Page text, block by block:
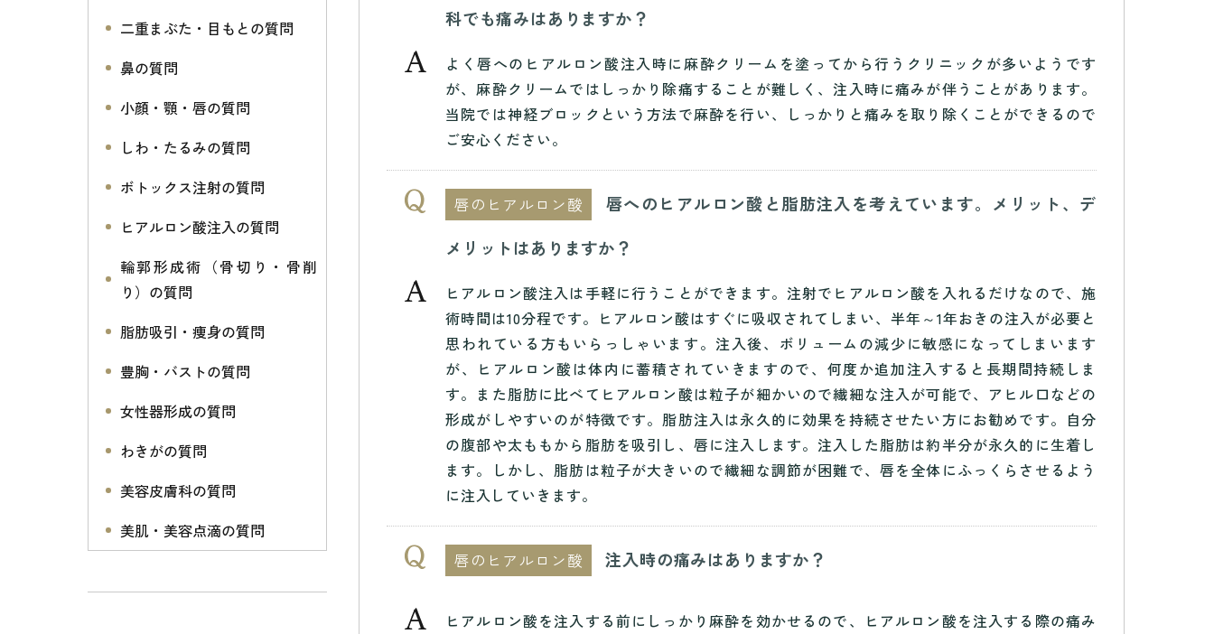
二重まぶた・目もとの質問
鼻の質問
小顔・顎・唇の質問
しわ・たるみの質問
ボトックス注射の質問
ヒアルロン酸注入の質問
輪郭形成術（骨切り・骨削
り）の質問
脂肪吸引・痩身の質問
豊胸・バストの質問
女性器形成の質問
わきがの質問
美容皮膚科の質問
美肌・美容点滴の質問
科でも痛みはありますか？
よく唇へのヒアルロン酸注入時に麻酔クリームを塗ってから行うクリニックが多いようです
が、麻酔クリームではしっかり除痛することが難しく、注入時に痛みが伴うことがあります。
当院では神経ブロックという方法で麻酔を行い、しっかりと痛みを取り除くことができるので
ご安心ください。
唇のヒアルロン酸
唇へのヒアルロン酸と脂肪注入を考えています。メリット、デ
メリットはありますか？
ヒアルロン酸注入は手軽に行うことができます。注射でヒアルロン酸を入れるだけなので、施
術時間は10分程です。ヒアルロン酸はすぐに吸収されてしまい、半年～1年おきの注入が必要と
思われている方もいらっしゃいます。注入後、ボリュームの減少に敏感になってしまいます
が、ヒアルロン酸は体内に蓄積されていきますので、何度か追加注入すると長期間持続しま
す。また脂肪に比べてヒアルロン酸は粒子が細かいので繊細な注入が可能で、アヒル口などの
形成がしやすいのが特徴です。脂肪注入は永久的に効果を持続させたい方にお勧めです。自分
の腹部や太ももから脂肪を吸引し、唇に注入します。注入した脂肪は約半分が永久的に生着し
ます。しかし、脂肪は粒子が大きいので繊細な調節が困難で、唇を全体にふっくらさせるよう
に注入していきます。
唇のヒアルロン酸 注入時の痛みはありますか？
ヒアルロン酸を注入する前にしっかり麻酔を効かせるので、ヒアルロン酸を注入する際の痛み